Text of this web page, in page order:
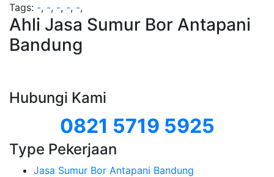
Tags: -, -, -, -, -,
Ahli Jasa Sumur Bor Antapani
Bandung
Hubungi Kami
0821 5719 5925
Type Pekerjaan
Jasa Sumur Bor Antapani Bandung